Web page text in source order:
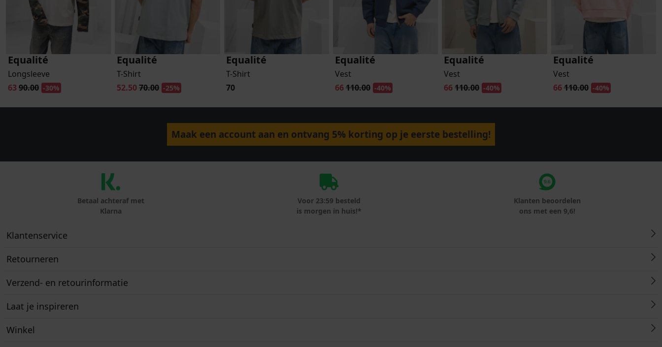
Equalité
Longsleeve
63 90.00 -30%
Equalité
T-Shirt
52.5070.00 -25%
Equalité
T-Shirt
70
Equalité
Vest
66110.00 -40%
Equalité
Vest
66110.00 -40%
Equalité
Vest
66110.00 -40%
Maak een account aan en ontvang 5% korting op je eerste bestelling!
Betaal achteraf met
Klarna
Voor 23:59 besteld
is morgen in huis!*
Klanten beoordelen
ons met een 9,6!
Klantenservice
Retourneren
Verzend- en retourinformatie
Laat je inspireren
Winkel